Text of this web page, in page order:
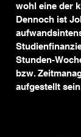
wohl eine der
Dennoch ist
Stunden-
bzw.
aufgestellt